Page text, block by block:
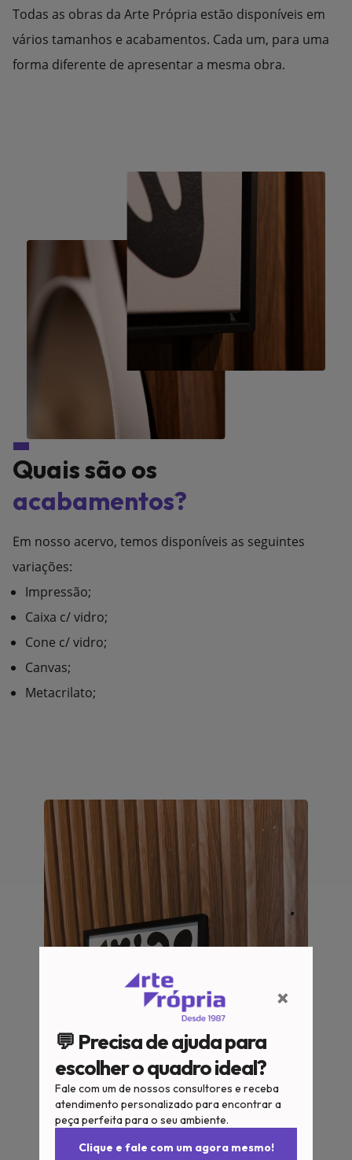
×
💬 Precisa de ajuda para
escolher o quadro ideal?
Fale com um de nossos consultores e receba
atendimento personalizado para encontrar a
peça perfeita para o seu ambiente.
Clique e fale com um agora mesmo!
Todas as obras da Arte Própria estão disponíveis em
vários tamanhos e acabamentos. Cada um, para uma
forma diferente de apresentar a mesma obra.
Quais são os
acabamentos?
Em nosso acervo, temos disponíveis as seguintes
variações:
Impressão;
Caixa c/ vidro;
Cone c/ vidro;
Canvas;
Metacrilato;